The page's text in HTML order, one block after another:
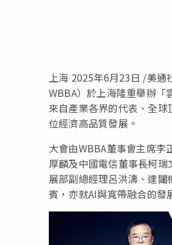
上海 2025年6月23日 /美通
WBBA）於上海隆重舉辦「
來自產業各界的代表、全
位經濟高品質發展。
大會由WBBA董事會主席
厚麟及中國電信董事長柯
展部副總經理呂洪濤、達
賓，亦就AI與寬帶融合的發